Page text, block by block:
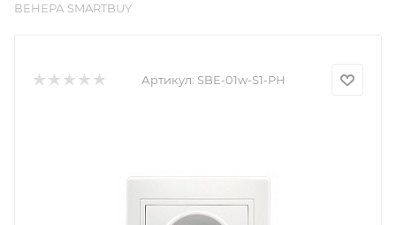
ВЕНЕРА SMARTBUY
Артикул: SBE-01w-S1-PH